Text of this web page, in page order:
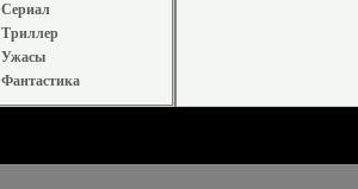
Сериал
Триллер
Ужасы
Фантастика